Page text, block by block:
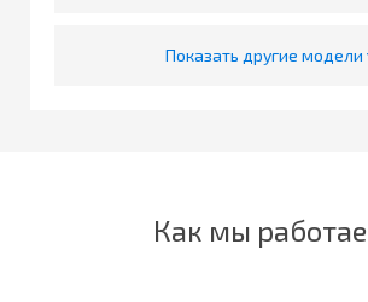
Показать другие модели
Как мы